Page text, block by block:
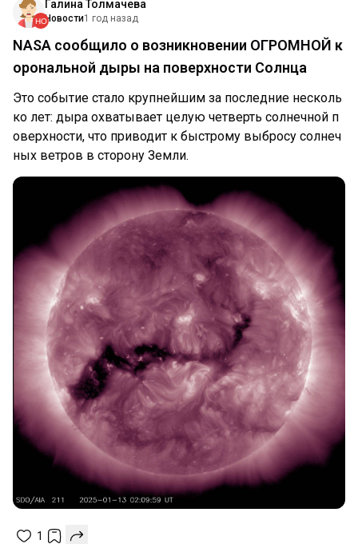
Галина Толмачева
Новости1 год назад
NASA сообщило о возникновении ОГРОМНОЙ к
орональной дыры на поверхности Солнца
Это событие стало крупнейшим за последние несколь
ко лет: дыра охватывает целую четверть солнечной п
оверхности, что приводит к быстрому выбросу солнеч
ных ветров в сторону Земли.
1